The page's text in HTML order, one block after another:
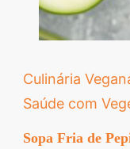
Culinária
Saúde com
Sopa Fria de